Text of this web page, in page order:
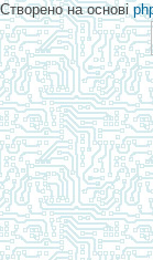
Створено на основі